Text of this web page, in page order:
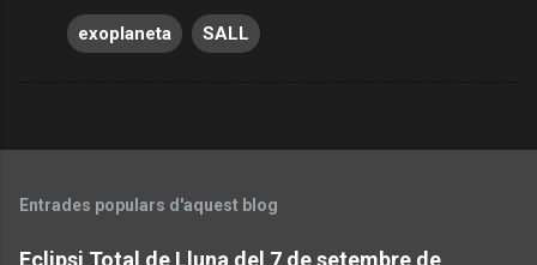
exoplaneta SALL
Entrades populars d'aquest blog
Eclipsi Total de Lluna del 7 de setembre de